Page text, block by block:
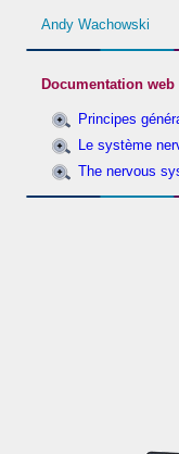
Andy Wachowski
Documentation web
Principes
Le système
The nervous